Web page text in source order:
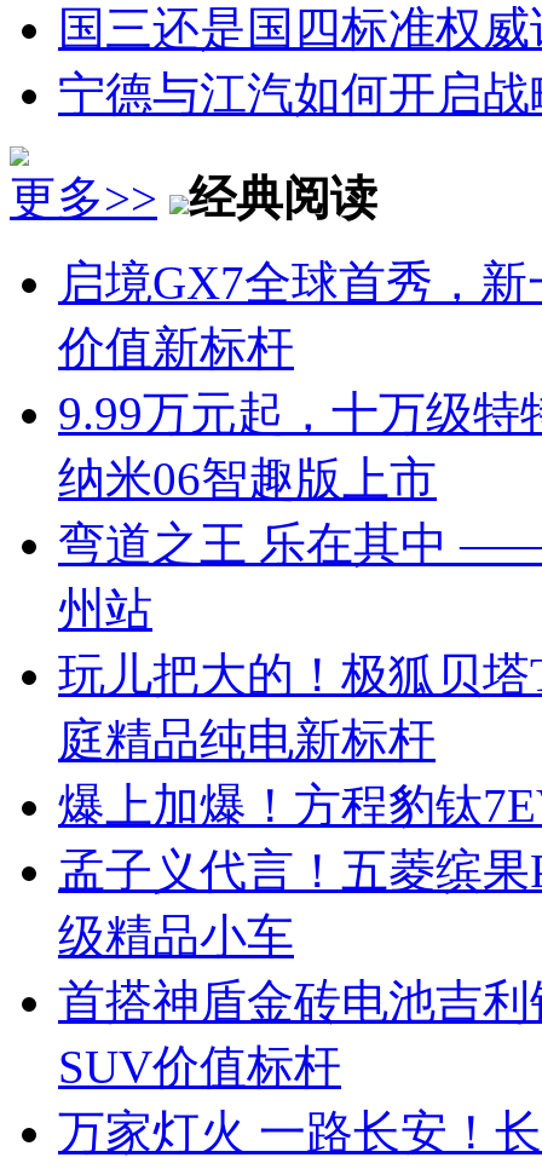
国三还是国四标准权
宁德与江汽如何开启
更多>>
经典阅读
启境GX7全球首秀，
价值新标杆
9.99万元起，十万级
纳米06智趣版上市
弯道之王 乐在其中
州站
玩儿把大的！极狐贝
庭精品纯电新标杆
爆上加爆！方程豹钛
孟子义代言！五菱缤
级精品小车
首搭神盾金砖电池吉
SUV价值标杆
万家灯火 一路长安！